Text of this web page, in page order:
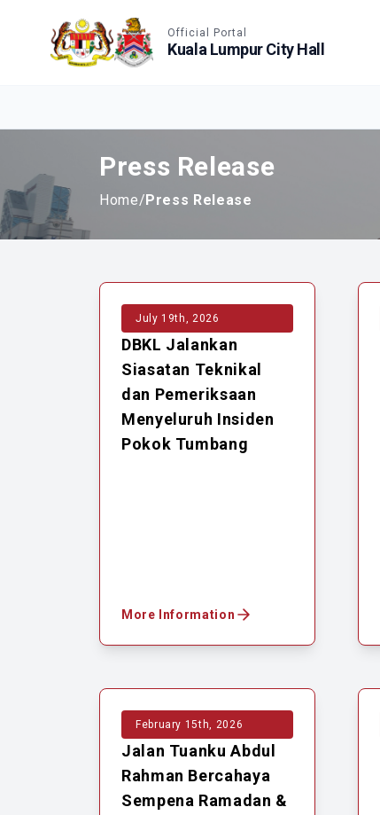
Official Portal
Kuala Lumpur City Hall
Press Release
Home/Press Release
July 19th, 2026
DBKL Jalankan
Siasatan Teknikal
dan Pemeriksaan
Menyeluruh Insiden
Pokok Tumbang
More Information
February 15th, 2026
Jalan Tuanku Abdul
Rahman Bercahaya
Sempena Ramadan &